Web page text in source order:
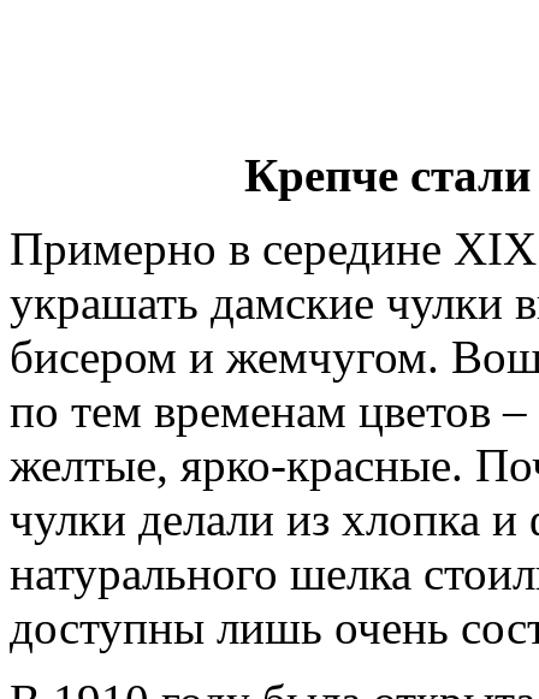
Крепче
Примерно в середине XIX
украшать дамские чулки
бисером и жемчугом.
по тем временам цветов
желтые, ярко-красные.
чулки делали из хлопка
натурального шелка
доступны лишь очень